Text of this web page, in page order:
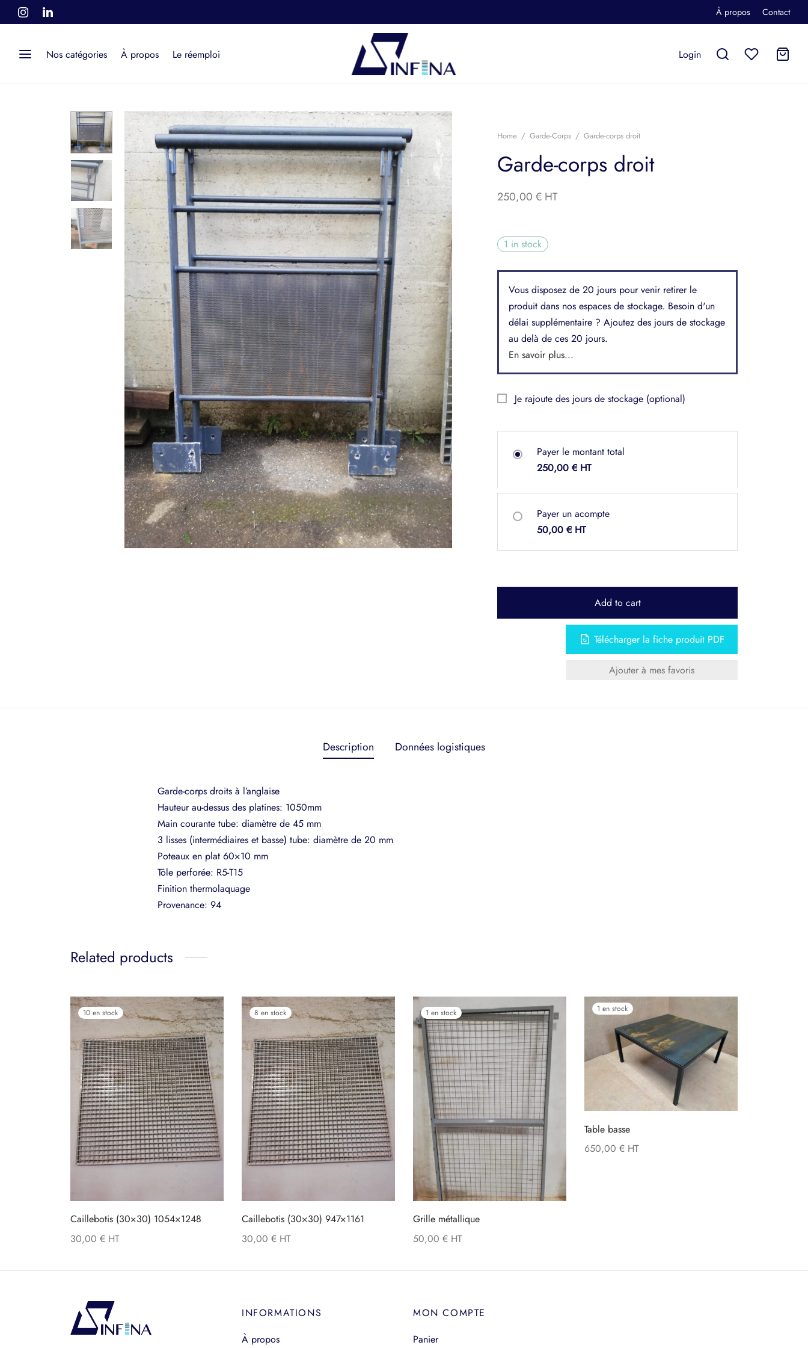
À propos Contact
Nos catégories À propos Le réemploi Login
Home / Garde-Corps / Garde-corps droit
Garde-corps droit
250,00 €
1 in stock
Vous disposez de 20 jours pour venir retirer le
produit dans nos espaces de stockage. Besoin d'un
délai supplémentaire ? Ajoutez des jours de stockage
au delà de ces 20 jours.
En savoir plus...
Je rajoute des jours de stockage (optional)
Payer le montant total
250,00 €
Payer un acompte
50,00 €
Add to cart
Télécharger la fiche produit PDF
Ajouter à mes favoris
Description Données logistiques
Garde-corps droits à l’anglaise
Hauteur au-dessus des platines: 1050mm
Main courante tube: diamètre de 45 mm
3 lisses (intermédiaires et basse) tube: diamètre de 20 mm
Poteaux en plat 60×10 mm
Tôle perforée: R5-T15
Finition thermolaquage
Provenance: 94
Related products
10 en stock
Caillebotis (30×30) 1054×1248
30,00 €
8 en stock
Caillebotis (30×30) 947×1161
30,00 €
1 en stock
Grille métallique
50,00 €
1 en stock
Table basse
650,00 €
INFORMATIONS
À propos
MON COMPTE
Panier